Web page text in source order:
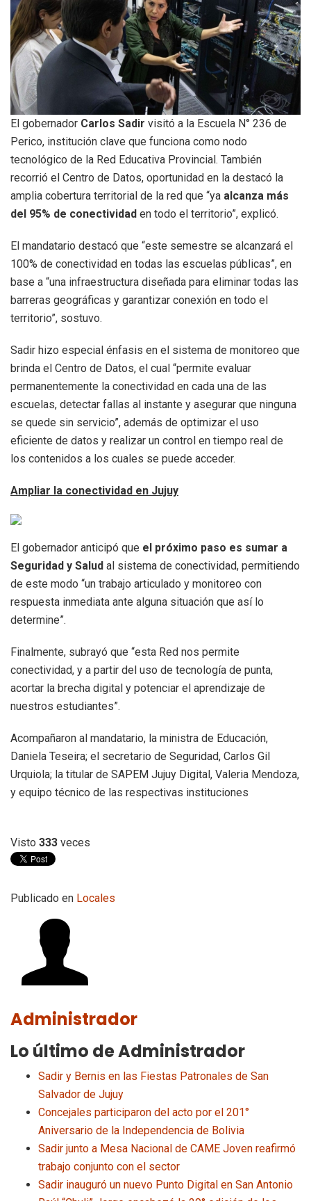
El gobernador Carlos Sadir visitó a la Escuela N° 236 de
Perico, institución clave que funciona como nodo
tecnológico de la Red Educativa Provincial. También
recorrió el Centro de Datos, oportunidad en la destacó la
amplia cobertura territorial de la red que “ya alcanza más
del 95% de conectividad en todo el territorio”, explicó.
El mandatario destacó que “este semestre se alcanzará el
100% de conectividad en todas las escuelas públicas”, en
base a “una infraestructura diseñada para eliminar todas las
barreras geográficas y garantizar conexión en todo el
territorio”, sostuvo.
Sadir hizo especial énfasis en el sistema de monitoreo que
brinda el Centro de Datos, el cual “permite evaluar
permanentemente la conectividad en cada una de las
escuelas, detectar fallas al instante y asegurar que ninguna
se quede sin servicio”, además de optimizar el uso
eficiente de datos y realizar un control en tiempo real de
los contenidos a los cuales se puede acceder.
Ampliar la conectividad en Jujuy
El gobernador anticipó que el próximo paso es sumar a
Seguridad y Salud al sistema de conectividad, permitiendo
de este modo “un trabajo articulado y monitoreo con
respuesta inmediata ante alguna situación que así lo
determine”.
Finalmente, subrayó que “esta Red nos permite
conectividad, y a partir del uso de tecnología de punta,
acortar la brecha digital y potenciar el aprendizaje de
nuestros estudiantes”.
Acompañaron al mandatario, la ministra de Educación,
Daniela Teseira; el secretario de Seguridad, Carlos Gil
Urquiola; la titular de SAPEM Jujuy Digital, Valeria Mendoza,
y equipo técnico de las respectivas instituciones
Visto 333 veces
Publicado en Locales
Administrador
Lo último de Administrador
Sadir y Bernis en las Fiestas Patronales de San
Salvador de Jujuy
Concejales participaron del acto por el 201°
Aniversario de la Independencia de Bolivia
Sadir junto a Mesa Nacional de CAME Joven reafirmó
trabajo conjunto con el sector
Sadir inauguró un nuevo Punto Digital en San Antonio